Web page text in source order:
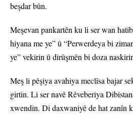
beşdar bûn.
Meşevan pankartên ku li ser wan
hiyana me ye” û “Perwerdeya bi
ye” vekirin û dirûşmên bi doza
Meş li pêşiya avahiya meclîsa bajar
girtin. Li ser navê Rêveberiya
xwendin. Di daxwaniyê de hat zanîn